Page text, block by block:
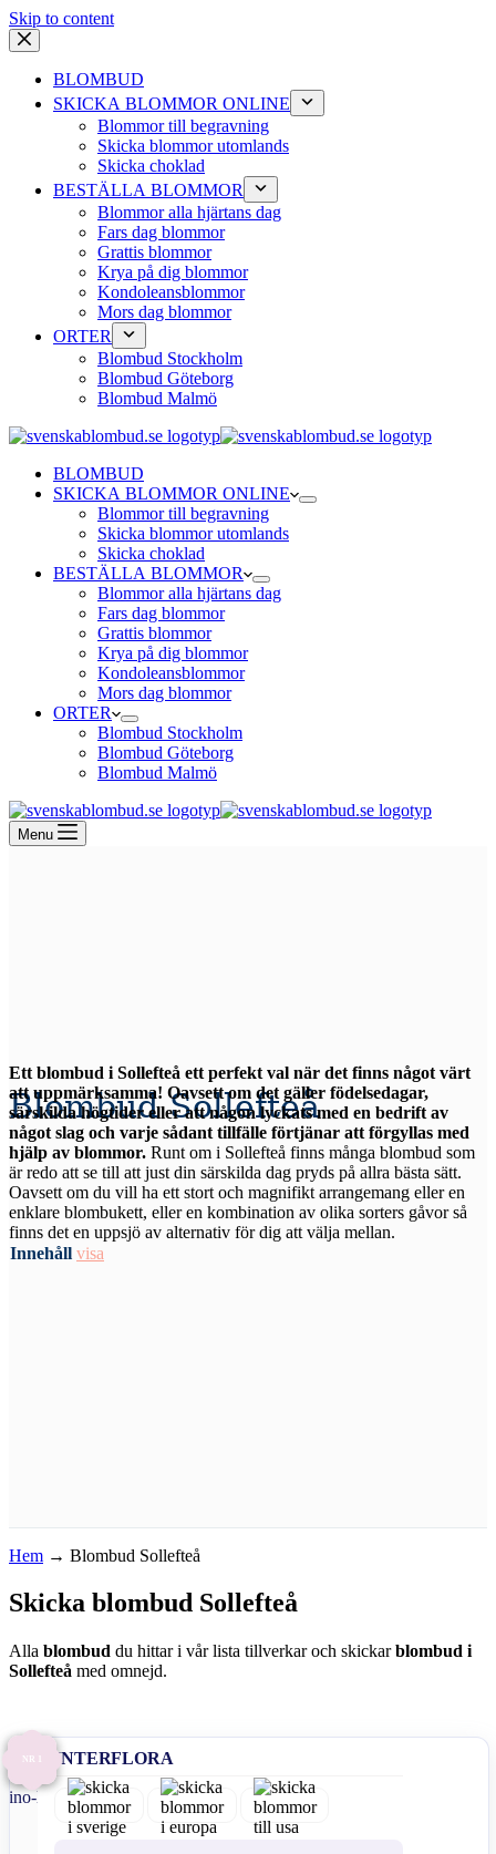
Skip to content
BLOMBUD
SKICKA BLOMMOR ONLINE
Blommor till begravning
Skicka blommor utomlands
Skicka choklad
BESTÄLLA BLOMMOR
Blommor alla hjärtans dag
Fars dag blommor
Grattis blommor
Krya på dig blommor
Kondoleansblommor
Mors dag blommor
ORTER
Blombud Stockholm
Blombud Göteborg
Blombud Malmö
BLOMBUD
SKICKA BLOMMOR ONLINE
Blommor till begravning
Skicka blommor utomlands
Skicka choklad
BESTÄLLA BLOMMOR
Blommor alla hjärtans dag
Fars dag blommor
Grattis blommor
Krya på dig blommor
Kondoleansblommor
Mors dag blommor
ORTER
Blombud Stockholm
Blombud Göteborg
Blombud Malmö
Menu
Blombud Sollefteå
Ett blombud i Sollefteå ett perfekt val när det finns något värt
att uppmärksamma! Oavsett om det gäller födelsedagar,
särskilda högtider eller att någon lyckats med en bedrift av
något slag och varje sådant tillfälle förtjänar att förgyllas med
hjälp av blommor.
är redo att se till att just din särskilda dag pryds på allra bästa sätt.
Oavsett om du vill ha ett stort och magnifikt arrangemang eller en
enklare blombukett, eller en kombination av olika sorters gåvor så
finns det en uppsjö av alternativ för dig att välja mellan.
Innehåll visa
Hem → Blombud Sollefteå
Skicka blombud Sollefteå
Alla blombud du hittar i vår lista tillverkar och skickarblombud i
Sollefteå med omnejd.
NR 1 INTERFLORA